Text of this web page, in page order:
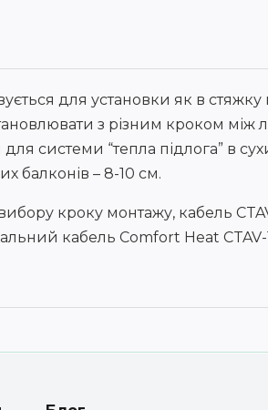
для установки як в
з різним кроком
системи “тепла підлога” в
балконів – 8-10 см.
кроку монтажу, кабель
кабель Comfort Heat CTAV-